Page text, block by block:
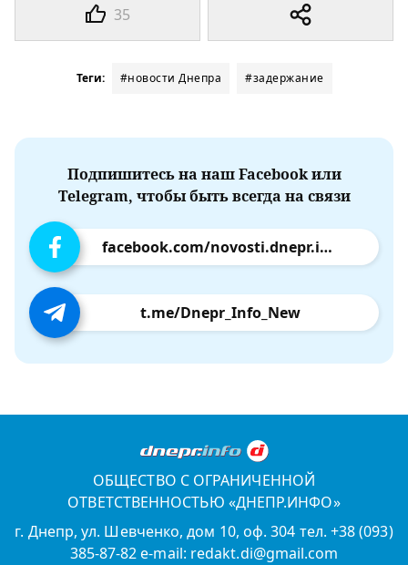
35
Теги: #новости Днепра #задержание
Подпишитесь на наш Facebook или
Telegram, чтобы быть всегда на связи
facebook.com/novosti.dnepr.info
t.me/Dnepr_Info_New
ОБЩЕСТВО С ОГРАНИЧЕННОЙ
ОТВЕТСТВЕННОСТЬЮ «ДНЕПР.ИНФО»
г. Днепр, ул. Шевченко, дом 10, оф. 304 тел. +38 (093)
385-87-82 e-mail: redakt.di@gmail.com